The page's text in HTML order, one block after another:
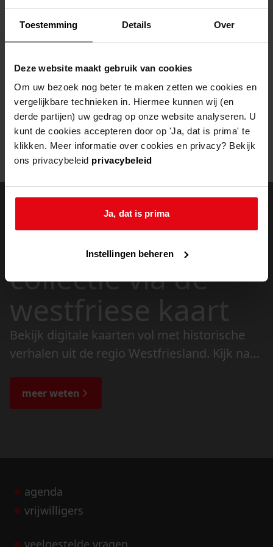
Toestemming Details Over
Deze website maakt gebruik van cookies
Om uw bezoek nog beter te maken zetten we cookies en
vergelijkbare technieken in. Hiermee kunnen wij (en
derde partijen) uw gedrag op onze website analyseren. U
kunt de cookies accepteren door op 'Ja, dat is prima' te
klikken. Meer informatie over cookies en privacy? Bekijk
ons privacybeleid privacybeleid
Ja, dat is prima
Instellingen beheren
Helaas, er is een fout opgetreden
Mogelijk kunt u deze pagina niet bezoeken door:
een verouderde bladwijzer/favoriet
een zoekmachine heeft eenverouderde lijst van de website
eenfout getyptadres
doorzoek de
collectie via de
westfriese kaart
Bekijk digitale kaarten vol met historische
verhalen uit de regio Westfriesland. Kijk naar
de bijzondere verhalen.
meer weten
agenda
vrijwilligers